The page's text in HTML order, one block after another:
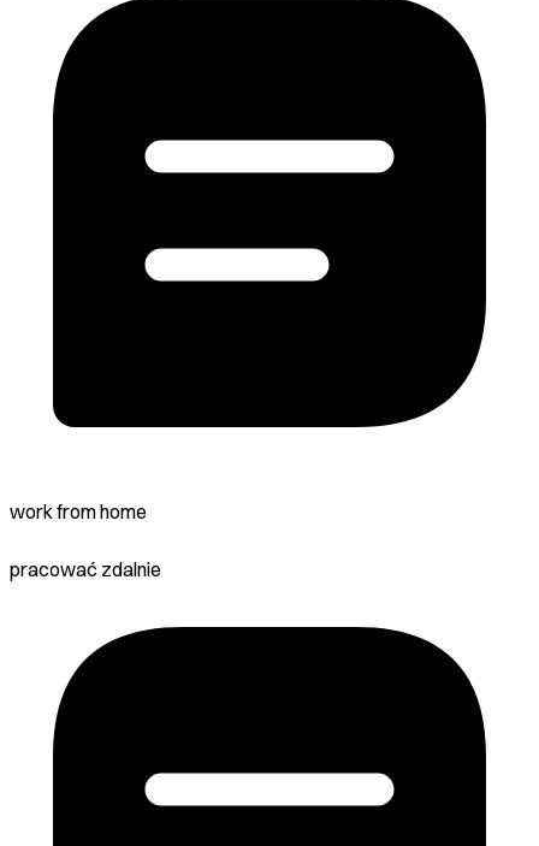
work from home
pracować zdalnie